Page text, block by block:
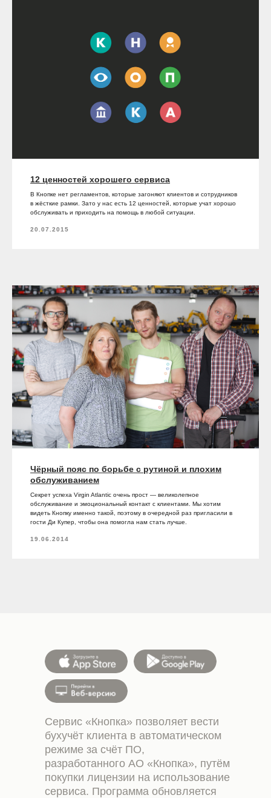
12 ценностей хорошего сервиса
В Кнопке нет регламентов, которые загоняют клиентов и сотрудников
в жёсткие рамки. Зато у нас есть 12 ценностей, которые учат хорошо
обслуживать и приходить на помощь в любой ситуации.
20.07.2015
Чёрный пояс по борьбе с рутиной и плохим
обслуживанием
Секрет успеха Virgin Atlantic очень прост — великолепное
обслуживание и эмоциональный контакт с клиентами. Мы хотим
видеть Кнопку именно такой, поэтому в очередной раз пригласили в
гости Ди Купер, чтобы она помогла нам стать лучше.
19.06.2014
Сервис «Кнопка» позволяет вести
бухучёт клиента в автоматическом
режиме за счёт ПО,
разработанного АО «Кнопка», путём
покупки лицензии на использование
сервиса. Программа обновляется